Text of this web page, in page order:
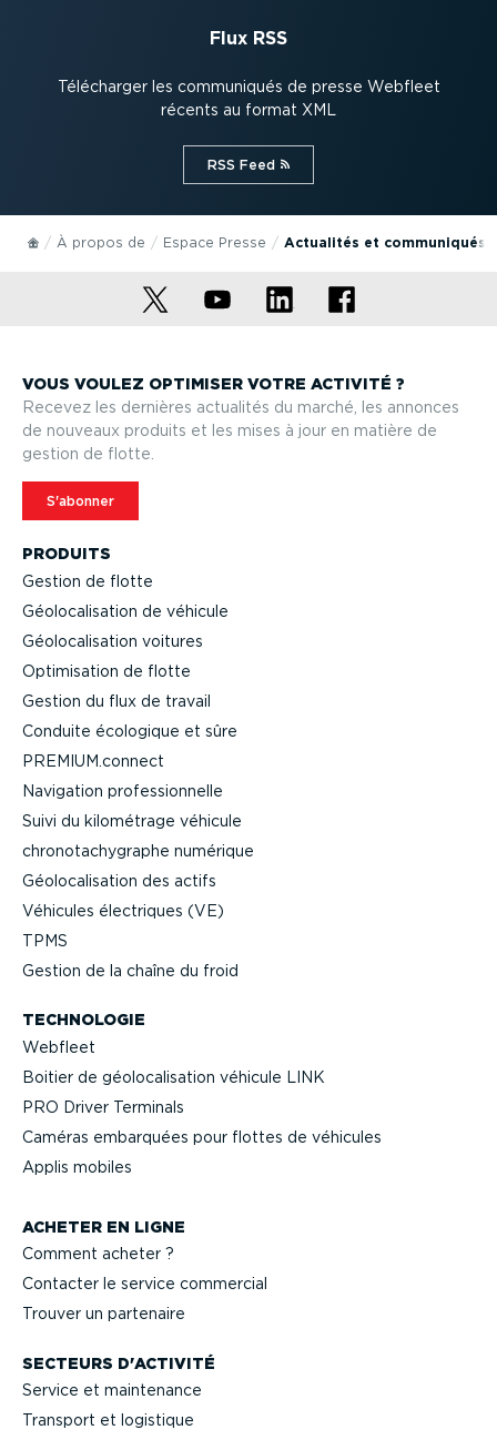
Flux RSS
Télécharger les communiqués de presse Webfleet
récents au format XML
RSS Feed⁠
À propos de Espace Presse Actualités et communiqués
PRODUITS
Gestion de flotte
Géolo­ca­li­sation de véhicule
Géolo­ca­li­sation voitures
Optimi­sation de flotte
Gestion du flux de travail
Conduite écologique et sûre
PREMIUM.connect
Navigation profes­sion­nelle
Suivi du kilométrage véhicule
chrono­ta­chy­graphe numérique
Géolo­ca­li­sation des actifs
Véhicules électriques (VE)
TPMS
Gestion de la chaîne du froid
TECHNOLOGIE
Webfleet
Boitier de géolo­ca­li­sation véhicule LINK
PRO Driver Terminals
Caméras embarquées pour flottes de véhicules
Applis mobiles
ACHETER EN LIGNE
Comment acheter ?
Contacter le service commercial
Trouver un partenaire
SECTEURS D'ACTIVITÉ
Service et maintenance
Transport et logistique
VOUS VOULEZ OPTIMISER VOTRE ACTIVITÉ ?
Recevez les dernières actualités du marché, les annonces
de nouveaux produits et les mises à jour en matière de
gestion de flotte.
S'abonner